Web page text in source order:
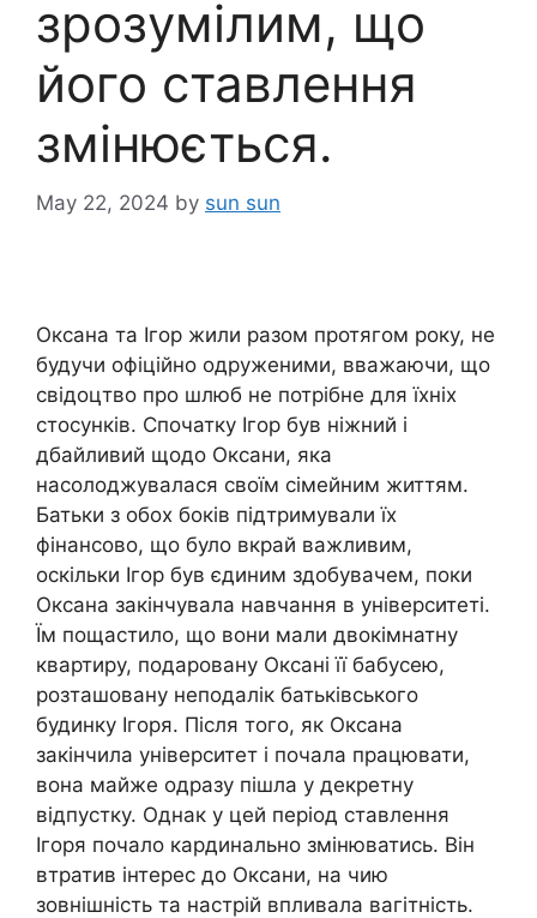
зрозумілим, що
його ставлення
змінюється.
May 22, 2024 by sun sun
Оксана та Ігор жили разом протягом року, не
будучи офіційно одруженими, вважаючи, що
свідоцтво про шлюб не потрібне для їхніх
стосунків. Спочатку Ігор був ніжний і
дбайливий щодо Оксани, яка
насолоджувалася своїм сімейним життям.
Батьки з обох боків підтримували їх
фінансово, що було вкрай важливим,
оскільки Ігор був єдиним здобувачем, поки
Оксана закінчувала навчання в університеті.
Їм пощастило, що вони мали двокімнатну
квартиру, подаровану Оксані її бабусею,
розташовану неподалік батьківського
будинку Ігоря. Після того, як Оксана
закінчила університет і почала працювати,
вона майже одразу пішла у декретну
відпустку. Однак у цей період ставлення
Ігоря почало кардинально змінюватись. Він
втратив інтерес до Оксани, на чию
зовнішність та настрій впливала вагітність.